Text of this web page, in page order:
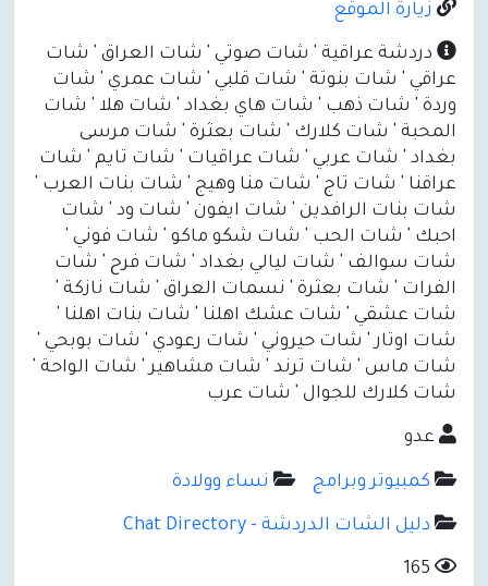
زيارة الموقع
دردشة عراقية ' شات صوتي ' شات العراق ' شات
عراقي ' شات بنوتة ' شات قلبي ' شات عمري ' شات
وردة ' شات ذهب ' شات هاي بغداد ' شات هلا ' شات
المحبة ' شات كلارك ' شات بعثرة ' شات مرسى
بغداد ' شات عربي ' شات عراقيات ' شات تايم ' شات
عراقنا ' شات تاج ' شات منا وهيج ' شات بنات العرب '
شات بنات الرافدين ' شات ايفون ' شات ود ' شات
احبك ' شات الحب ' شات شكو ماكو ' شات فوني '
شات سوالف ' شات ليالي بغداد ' شات فرح ' شات
الفرات ' شات بعثرة ' نسمات العراق ' شات نازكة '
شات عشقي ' شات عشك اهلنا ' شات بنات اهلنا '
شات اوتار ' شات حيروني ' شات رعودي ' شات بوبحي '
شات ماس ' شات ترند ' شات مشاهير ' شات الواحة '
شات كلارك للجوال ' شات عرب
عدو
كمبيوتر وبرامج نساء وولادة
دليل الشات الدردشة - Chat Directory